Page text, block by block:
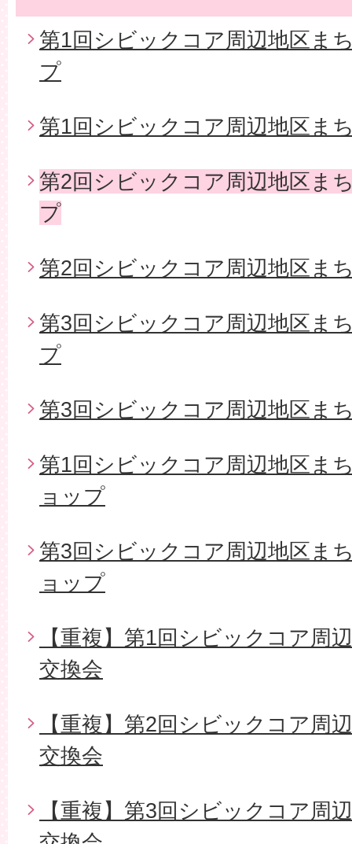
第1回シビックコア周辺地区ま
プ
第1回シビックコア周辺地区ま
第2回シビックコア周辺地区ま
プ
第2回シビックコア周辺地区ま
第3回シビックコア周辺地区ま
プ
第3回シビックコア周辺地区ま
第1回シビックコア周辺地区ま
ョップ
第3回シビックコア周辺地区ま
ョップ
【重複】第1回シビックコア周
交換会
【重複】第2回シビックコア周
交換会
【重複】第3回シビックコア周